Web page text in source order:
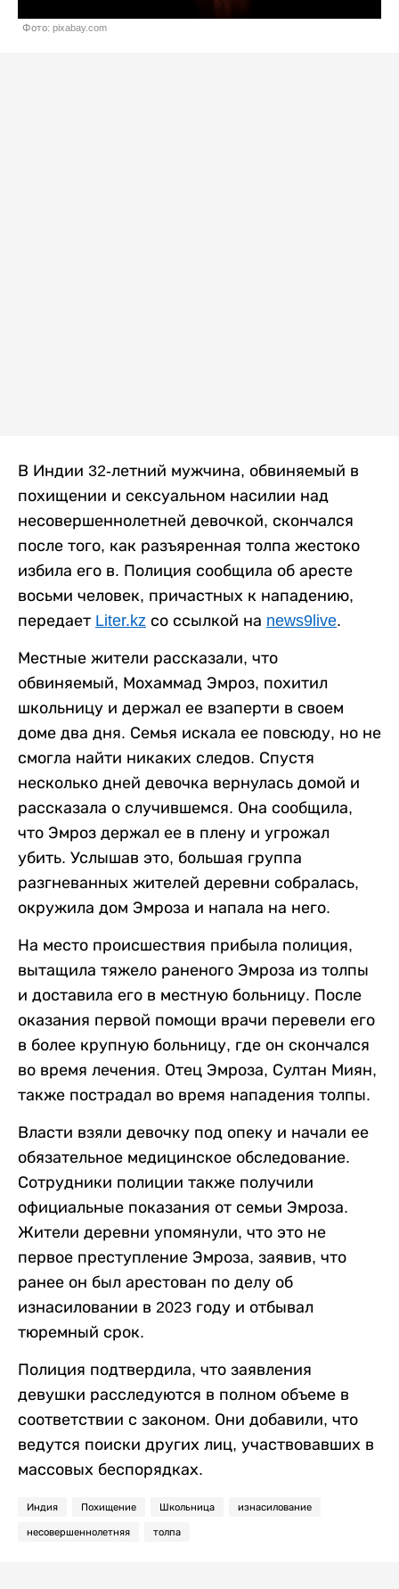
Фото: pixabay.com
В Индии 32-летний мужчина, обвиняемый в
похищении и сексуальном насилии над
несовершеннолетней девочкой, скончался
после того, как разъяренная толпа жестоко
избила его в. Полиция сообщила об аресте
восьми человек, причастных к нападению,
передает Liter.kz со ссылкой на news9live.
Местные жители рассказали, что
обвиняемый, Мохаммад Эмроз, похитил
школьницу и держал ее взаперти в своем
доме два дня. Семья искала ее повсюду, но не
смогла найти никаких следов. Спустя
несколько дней девочка вернулась домой и
рассказала о случившемся. Она сообщила,
что Эмроз держал ее в плену и угрожал
убить. Услышав это, большая группа
разгневанных жителей деревни собралась,
окружила дом Эмроза и напала на него.
На место происшествия прибыла полиция,
вытащила тяжело раненого Эмроза из толпы
и доставила его в местную больницу. После
оказания первой помощи врачи перевели его
в более крупную больницу, где он скончался
во время лечения. Отец Эмроза, Султан Миян,
также пострадал во время нападения толпы.
Власти взяли девочку под опеку и начали ее
обязательное медицинское обследование.
Сотрудники полиции также получили
официальные показания от семьи Эмроза.
Жители деревни упомянули, что это не
первое преступление Эмроза, заявив, что
ранее он был арестован по делу об
изнасиловании в 2023 году и отбывал
тюремный срок.
Полиция подтвердила, что заявления
девушки расследуются в полном объеме в
соответствии с законом. Они добавили, что
ведутся поиски других лиц, участвовавших в
массовых беспорядках.
Индия Похищение Школьница изнасилование
несовершеннолетняя толпа